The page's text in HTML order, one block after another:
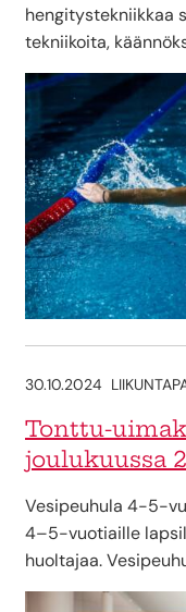
hengitystekniikkaa
tekniikoita,
30.10.2024
Tonttu-
joulukuussa
Vesipeuhula 4-5-
4–5-vuotiaille
huoltajaa.